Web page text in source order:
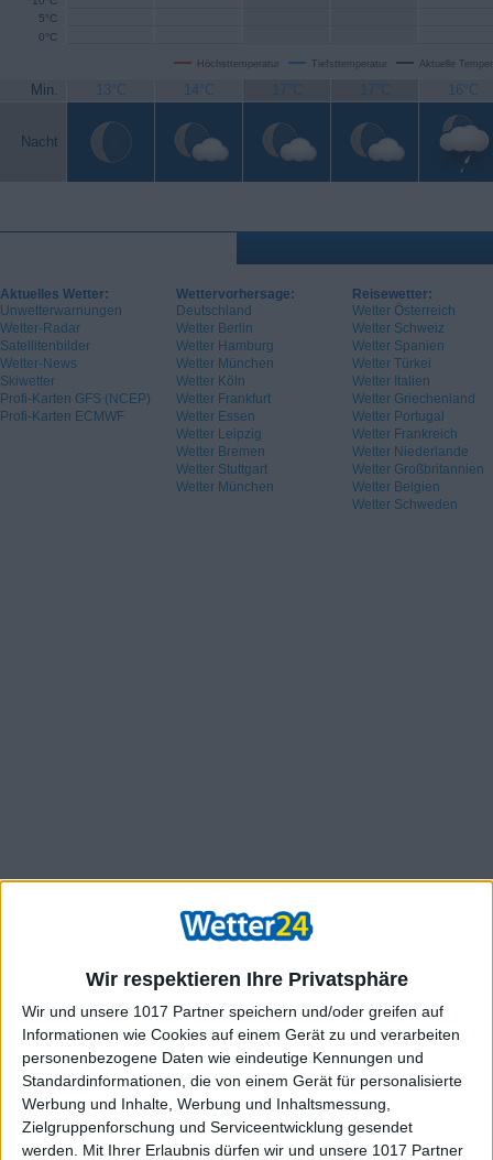
Wir respektieren Ihre Privatsphäre
Wir und unsere 1017 Partner speichern und/oder greifen auf
Informationen wie Cookies auf einem Gerät zu und verarbeiten
personenbezogene Daten wie eindeutige Kennungen und
Standardinformationen, die von einem Gerät für personalisierte
Werbung und Inhalte, Werbung und Inhaltsmessung,
Zielgruppenforschung und Serviceentwicklung gesendet
werden.
Mit Ihrer Erlaubnis dürfen wir und unsere 1017 Partner
Höchsttemperatur Tiefsttemperatur Aktuelle
0°C
5°C
Min. 13°C 14°C 17°C 17°C 16°C
Nacht
Aktuelles Wetter:
Unwetterwarnungen
Wetter-Radar
Satellitenbilder
Wetter-News
Skiwetter
Profi-Karten GFS (NCEP)
Profi-Karten ECMWF
Wettervorhersage:
Deutschland
Wetter Berlin
Wetter Hamburg
Wetter München
Wetter Köln
Wetter Frankfurt
Wetter Essen
Wetter Leipzig
Wetter Bremen
Wetter Stuttgart
Wetter München
Reisewetter:
Wetter Österreich
Wetter Schweiz
Wetter Spanien
Wetter Türkei
Wetter Italien
Wetter Griechenland
Wetter Portugal
Wetter Frankreich
Wetter Niederlande
Wetter Großbritannien
Wetter Belgien
Wetter Schweden